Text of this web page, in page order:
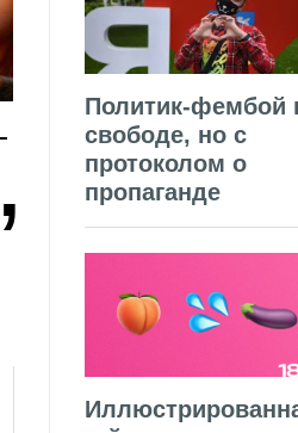
Политик-фембой
свободе, но с
протоколом о
пропаганде